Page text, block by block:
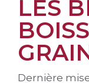
LES
Dernière